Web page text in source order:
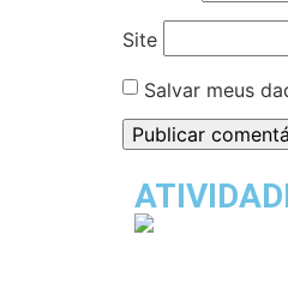
Site
Salvar meus